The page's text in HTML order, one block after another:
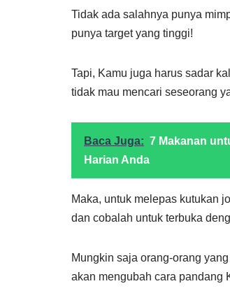
Tidak ada salahnya punya
punya target yang tinggi!
Tapi, Kamu juga harus sadar
tidak mau mencari seseorang
Baca Juga: 7 Makanan
Harian Anda
Maka, untuk melepas kutukan
dan cobalah untuk terbuka
Mungkin saja orang-orang
akan mengubah cara pandang